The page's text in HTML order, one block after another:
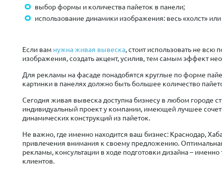
выбор формы и количества пайеток в панели;
использование динамики изображения: весь «холст» или
Если вам нужна живая вывеска, стоит использовать не всю
изображения, создать акцент, усилив, тем самым эффект
Для рекламы на фасаде понадобятся круглые по форме
картинки в панелях должно быть большее количество
Сегодня живая вывеска доступна бизнесу в любом городе
индивидуальный проект у компании, имеющей лучшее
динамических конструкций из пайеток.
Не важно, где именно находится ваш бизнес: Краснодар,
привлечения внимания к своему предложению.
рекламы, консультации в ходе подготовки дизайна –
клиентов.